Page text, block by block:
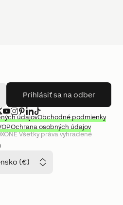
Prihlásiť sa na odber
(€)
Všetky práva vyhradené
údajovObchodné podmienky
Ochrana osobných údajov